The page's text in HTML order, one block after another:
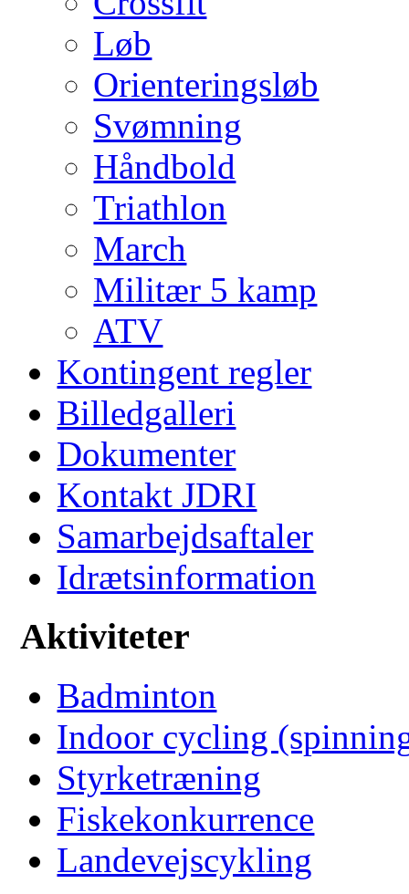
Løb
Orienteringsløb
Svømning
Håndbold
Triathlon
March
Militær 5 kamp
ATV
Kontingent regler
Billedgalleri
Dokumenter
Kontakt JDRI
Samarbejdsaftaler
Idrætsinformation
Aktiviteter
Badminton
Indoor cycling
Styrketræning
Fiskekonkurrence
Landevejscykling